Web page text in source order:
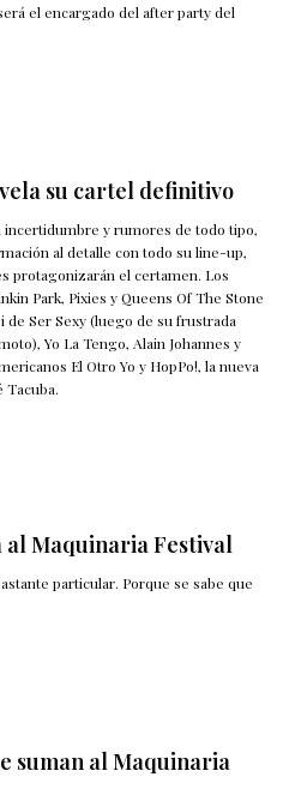
el encargado del after party del
su cartel definitivo
incertidumbre y rumores de todo tipo,
al detalle con todo su line-up,
protagonizarán el certamen. Los
Park, Pixies y Queens Of The Stone
Ser Sexy (luego de su frustrada
Yo La Tengo, Alain Johannes y
El Otro Yo y HopPo!, la nueva
Tacuba.
al Maquinaria Festival
particular. Porque se sabe que
suman al Maquinaria